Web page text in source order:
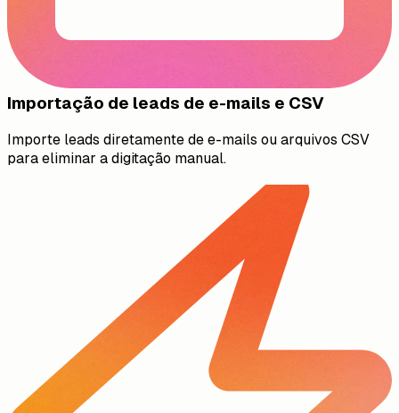
Importação de leads de e-mails e CSV
Importe leads diretamente de e-mails ou arquivos CSV
para eliminar a digitação manual.